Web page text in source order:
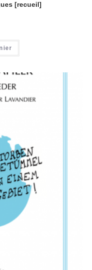
[recueil]